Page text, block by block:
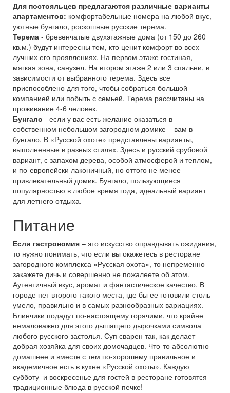
Для постояльцев предлагаются различные варианты
апартаментов: комфортабельные номера на любой вкус,
уютные бунгало, роскошные русские терема.
Терема - бревенчатые двухэтажные дома (от 150 до 260
кв.м.) будут интересны тем, кто ценит комфорт во всех
лучших его проявлениях. На первом этаже гостиная,
мягкая зона, санузел. На втором этаже 2 или 3 спальни, в
зависимости от выбранного терема. Здесь все
приспособлено для того, чтобы собраться большой
компанией или побыть с семьей. Терема рассчитаны на
проживание 4-6 человек.
Бунгало - если у вас есть желание оказаться в
собственном небольшом загородном домике – вам в
бунгало. В «Русской охоте» представлены варианты,
выполненные в разных стилях. Здесь и русский срубовой
вариант, с запахом дерева, особой атмосферой и теплом,
и по-европейски лаконичный, но оттого не менее
привлекательный домик. Бунгало, пользующиеся
популярностью в любое время года, идеальный вариант
для летнего отдыха.
Питание
Если гастрономия – это искусство оправдывать ожидания,
то нужно понимать, что если вы окажетесь в ресторане
загородного комплекса «Русская охота», то непременно
закажете дичь и совершенно не пожалеете об этом.
Аутентичный вкус, аромат и фантастическое качество. В
городе нет второго такого места, где бы ее готовили столь
умело, правильно и в самых разнообразных вариациях.
Блинчики подадут по-настоящему горячими, что крайне
немаловажно для этого дышащего дырочками символа
любого русского застолья. Суп сварен так, как делает
добрая хозяйка для своих домочадцев. Что-то абсолютно
домашнее и вместе с тем по-хорошему правильное и
академичное есть в кухне «Русской охоты». Каждую
субботу и воскресенье для гостей в ресторане готовятся
традиционные блюда в русской печке!